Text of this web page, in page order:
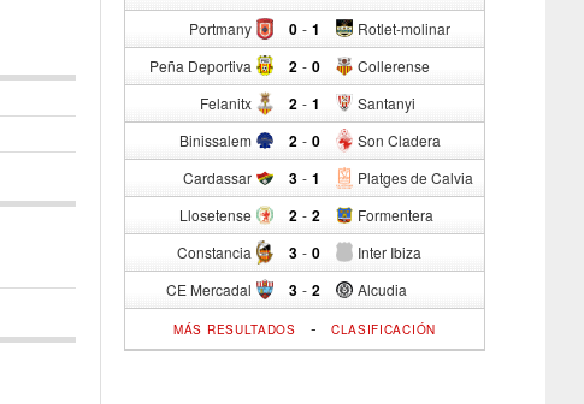
Portmany 0 - Rotlet-molinar
1
Peña Deportiva 2 - Collerense
0
Felanitx 2 - Santanyi
1
Binissalem 2 - Son Cladera
0
Cardassar 3 - Platges de Calvia
1
Llosetense 2 - Formentera
2
Constancia 3 - Inter Ibiza
0
CE Mercadal 3 - Alcudia
2
MÁS RESULTADOS - CLASIFICACIÓN